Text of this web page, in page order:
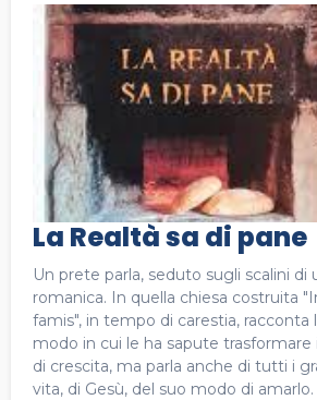
La Realtà sa di pane
Un prete parla, seduto sugli scalini di
romanica. In quella chiesa costruita
famis", in tempo di carestia, racconta
modo in cui le ha sapute
di crescita, ma parla anche di tutti i
vita, di Gesù, del suo modo di